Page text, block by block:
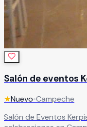
Salón de eventos
★Nuevo•Campeche
Salón de Eventos